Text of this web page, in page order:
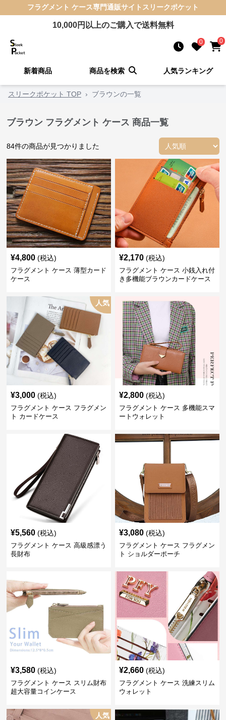
フラグメント ケース専門通販サイト スリークポケット
10,000円以上のご購入で送料無料
0 0
新着商品 商品を検索 人気ランキング
スリークポケット TOP › ブラウンの一覧
ブラウン フラグメント ケース 商品一覧
84件の商品が見つかりました
¥4,800 (税込)
フラグメント ケース 薄型カード
ケース
¥2,170 (税込)
フラグメント ケース 小銭入れ付
き多機能ブラウンカードケース
人気
¥3,000 (税込)
フラグメント ケース フラグメン
ト カードケース
¥2,800 (税込)
フラグメント ケース 多機能スマ
ートウォレット
¥5,560 (税込)
フラグメント ケース 高級感漂う
長財布
¥3,080 (税込)
フラグメント ケース フラグメン
ト ショルダーポーチ
¥3,580 (税込)
フラグメント ケース スリム財布
超大容量コインケース
¥2,660 (税込)
フラグメント ケース 洗練スリム
ウォレット
人気